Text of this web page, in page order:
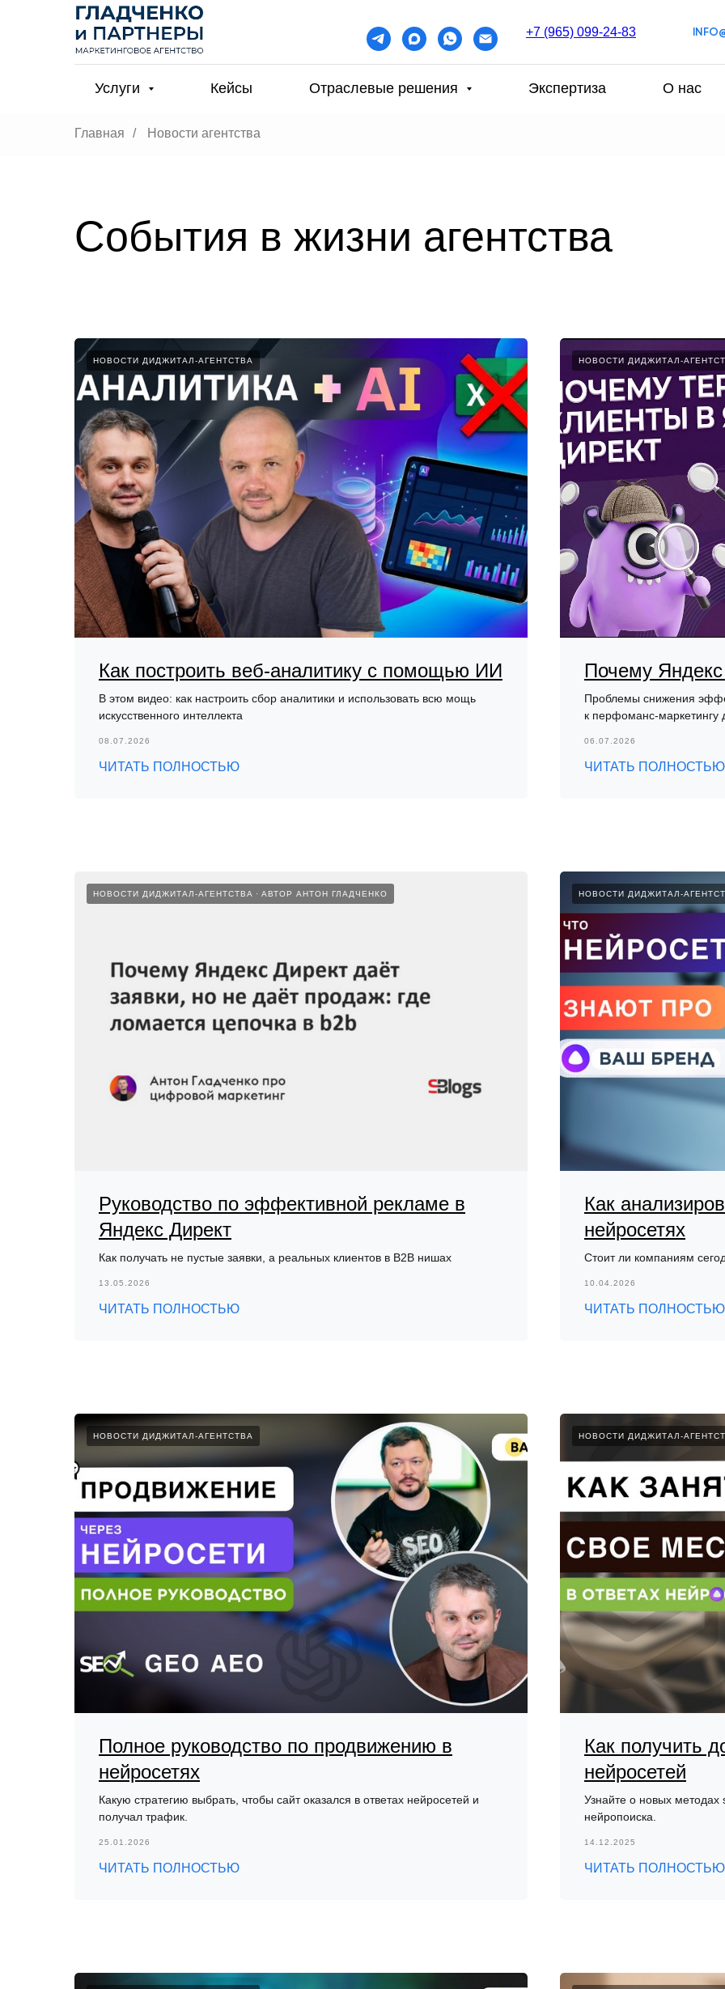
+7 (965) 099-24-83
Услуги Кейсы Отраслевые решения Экспертиза О нас
Главная / Новости агентства
События в жизни агентства
НОВОСТИ ДИДЖИТАЛ-АГЕНТСТВА
Как построить веб-аналитику с помощью ИИ
В этом видео: как настроить сбор аналитики и использовать всю мощь
искусственного интеллекта
08.07.2026
ЧИТАТЬ ПОЛНОСТЬЮ
НОВОСТИ ДИДЖИТАЛ-
Почему
Проблемы снижения
к перфоманс-маркетингу
06.07.2026
ЧИТАТЬ ПОЛНОСТЬЮ
НОВОСТИ ДИДЖИТАЛ-АГЕНТСТВА АВТОР АНТОН ГЛАДЧЕНКО
Руководство по эффективной рекламе в
Яндекс Директ
Как получать не пустые заявки, а реальных клиентов в B2B нишах
13.05.2026
ЧИТАТЬ ПОЛНОСТЬЮ
НОВОСТИ ДИДЖИТАЛ-
Как
нейросетях
Cтоит ли компаниям
10.04.2026
ЧИТАТЬ ПОЛНОСТЬЮ
НОВОСТИ ДИДЖИТАЛ-АГЕНТСТВА
Полное руководство по продвижению в
нейросетях
Какую стратегию выбрать, чтобы сайт оказался в ответах нейросетей и
получал трафик.
25.01.2026
ЧИТАТЬ ПОЛНОСТЬЮ
НОВОСТИ ДИДЖИТАЛ-
Как получить
нейросетей
Узнайте о новых
нейропоиска.
14.12.2025
ЧИТАТЬ ПОЛНОСТЬЮ